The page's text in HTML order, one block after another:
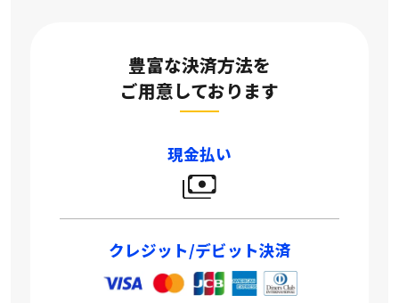
豊富な決済方法を
ご用意しております
現金払い
クレジット/デビット決済